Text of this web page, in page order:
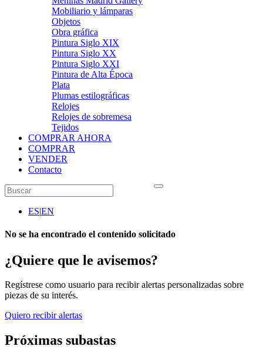
Mobiliario y lámparas
Objetos
Obra gráfica
Pintura Siglo XIX
Pintura Siglo XX
Pintura Siglo XXI
Pintura de Alta Época
Plata
Plumas estilográficas
Relojes
Relojes de sobremesa
Tejidos
COMPRAR AHORA
COMPRAR
VENDER
Contacto
ES|EN
No se ha encontrado el contenido solicitado
¿Quiere que le avisemos?
Regístrese como usuario para recibir alertas personalizadas sobre
piezas de su interés.
Quiero recibir alertas
Próximas subastas